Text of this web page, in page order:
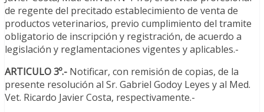
de regente del precitado establecimiento de venta de
productos veterinarios, previo cumplimiento del tramite
obligatorio de inscripción y registración, de acuerdo a
legislación y reglamentaciones vigentes y aplicables.-
ARTICULO 3º.- Notificar, con remisión de copias, de la
presente resolución al Sr. Gabriel Godoy Leyes y al Med.
Vet. Ricardo Javier Costa, respectivamente.-